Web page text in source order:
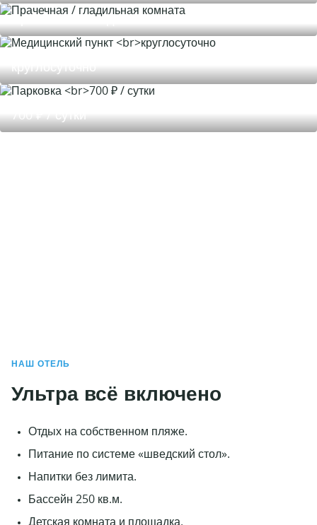
Прачечная / гладильная комната
Медицинский пункт
круглосуточно
Парковка
700 ₽ / сутки
НАШ ОТЕЛЬ
Ультра всё включено
Отдых на собственном пляже.
Питание по системе «шведский стол».
Напитки без лимита.
Бассейн 250 кв.м.
Детская комната и площадка.